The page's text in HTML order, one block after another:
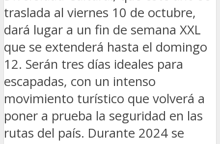
traslada al viernes 10 de octubre,
dará lugar a un fin de semana XXL
que se extenderá hasta el domingo
12. Serán tres días ideales para
escapadas, con un intenso
movimiento turístico que volverá a
poner a prueba la seguridad en las
rutas del país. Durante 2024 se